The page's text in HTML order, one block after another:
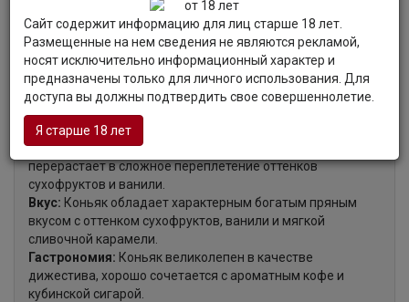
Органолептические характеристики:
Аромат:В аромате коньяка ощущаются ореховые
оттенки, нотки ириски и сушеных листьев. Далее аромат
перерастает в сложное переплетение оттенков
сухофруктов и ванили.
Вкус: Коньяк обладает характерным богатым пряным
вкусом с оттенком сухофруктов, ванили и мягкой
сливочной карамели.
Гастрономия: Коньяк великолепен в качестве
дижестива, хорошо сочетается с ароматным кофе и
кубинской сигарой.
Сайт содержит информацию для лиц старше 18 лет.
Размещенные на нем сведения не являются рекламой,
носят исключительно информационный характер и
предназначены только для личного использования. Для
доступа вы должны подтвердить свое совершеннолетие.
Я старше 18 лет